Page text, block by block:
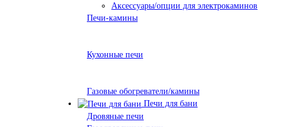
Аксессуары/опции для электрокаминов
Печи-камины
Кухонные печи
Газовые обогреватели/камины
Печи для бани
Дровяные печи